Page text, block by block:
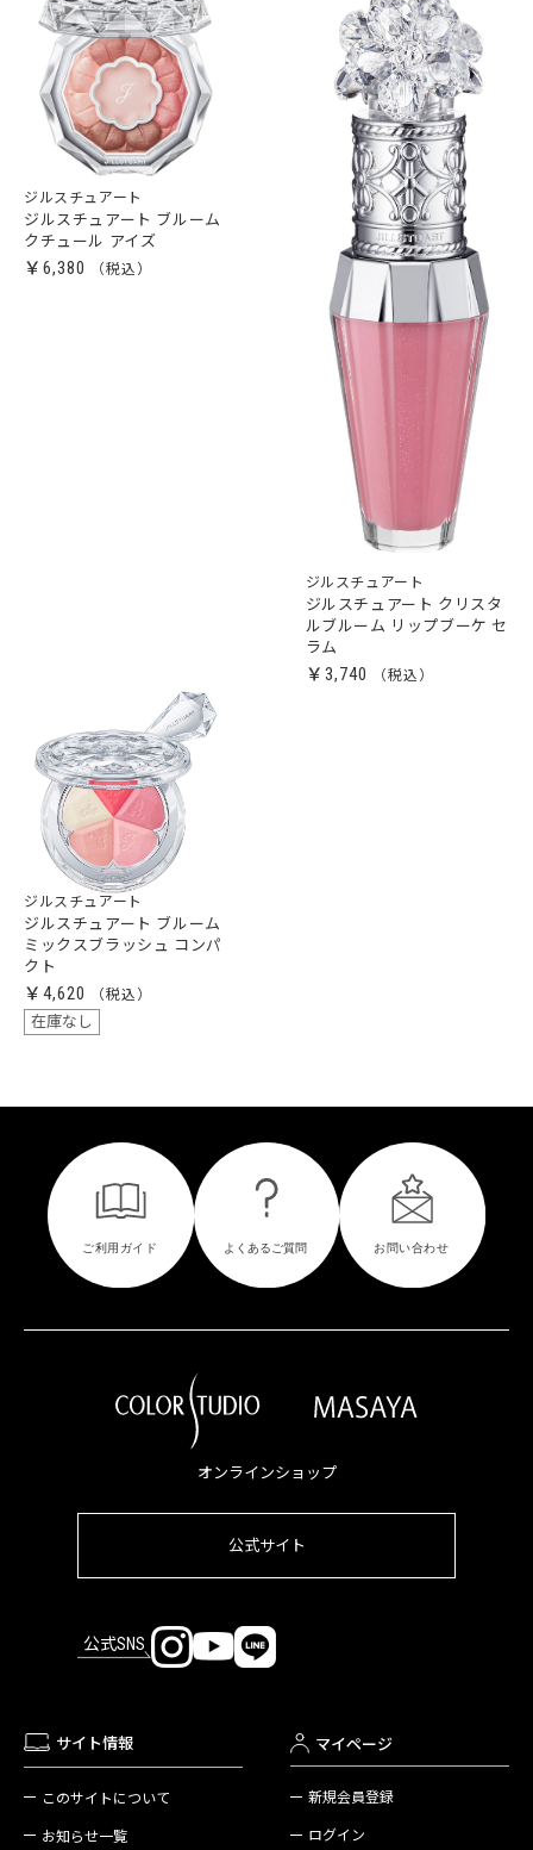
ジルスチュアート
ジルスチュアート ブルーム
クチュール アイズ
￥6,380
ジルスチュアート
ジルスチュアート クリスタ
ルブルーム リップブーケ セ
ラム
￥3,740
ジルスチュアート
ジルスチュアート ブルーム
ミックスブラッシュ コンパ
クト
￥4,620
在庫なし
オンラインショップ
公式サイト
公式SNS
サイト情報
このサイトについて
お知らせ一覧
マイページ
新規会員登録
ログイン